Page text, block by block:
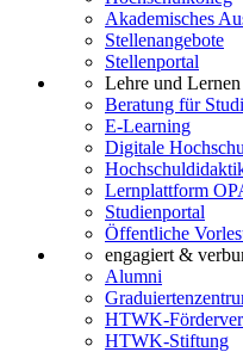
Akademisches
Stellenangebote
Stellenportal
Lehre und Lernen
Beratung für
E-Learning
Digitale
Lernplattform
Studienportal
Öffentliche
engagiert &
Alumni
HTWK-
HTWK-Stiftung